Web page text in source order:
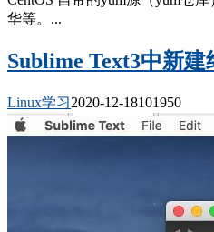
华等。...
Sublime Text3中新
Linux学习2020-12-18101950